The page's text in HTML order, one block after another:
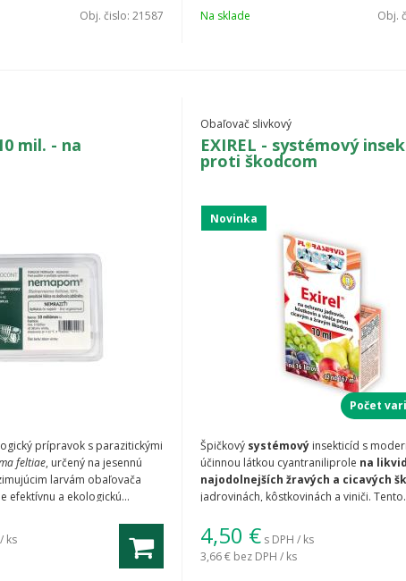
plody prestávajú rásť, predčasne modrajú a masívne
miesta vchodu húsenice do plodu vyteká kvapka lepkavej
kôstky je vyžratá, plná tmavého trusu a plod predčasne
Obj. čislo:21587 Na sklade Obj.
mil. - na
prípravok s parazitickými
feltiae, určený na jesennú
larvám obaľovača
efektívnu a ekologickú
ks
Obaľovač slivkový
EXIREL - systémový
proti škodcom
Novinka
Počet
Špičkový systémový insekticíd s
účinnou látkou cyantraniliprole na
najodolnejších žravých a cicavých
jadrovinách, kôstkovinách a viniči. Tento
unikátnemu mechanizmu účinku okamžite
paralyzuje hmyz a zastavuje jeho žer,
chráni listy, kvety a dozrievajúce
4,50 € s DPH / ks
3,66 € bez DPH / ks